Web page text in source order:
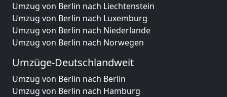
Umzug von Berlin nach Liechtenstein
Umzug von Berlin nach Luxemburg
Umzug von Berlin nach Niederlande
Umzug von Berlin nach Norwegen
Umzüge-Deutschlandweit
Umzug von Berlin nach Berlin
Umzug von Berlin nach Hamburg